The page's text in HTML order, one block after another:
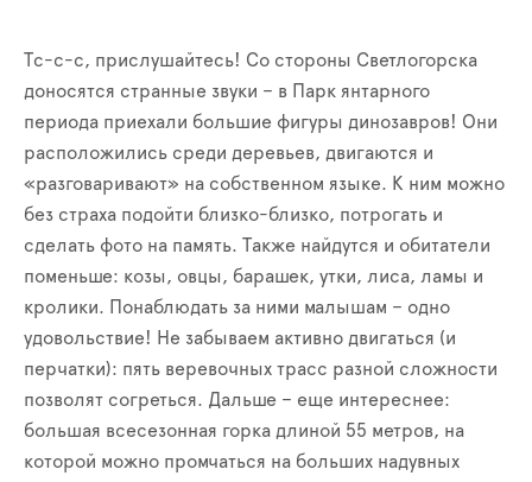
Тс-с-с, прислушайтесь! Со стороны Светлогорска
доносятся странные звуки – в Парк янтарного
периода приехали большие фигуры динозавров! Они
расположились среди деревьев, двигаются и
«разговаривают» на собственном языке. К ним можно
без страха подойти близко-близко, потрогать и
сделать фото на память. Также найдутся и обитатели
поменьше: козы, овцы, барашек, утки, лиса, ламы и
кролики. Понаблюдать за ними малышам – одно
удовольствие! Не забываем активно двигаться (и
перчатки): пять веревочных трасс разной сложности
позволят согреться. Дальше – еще интереснее:
большая всесезонная горка длиной 55 метров, на
которой можно промчаться на больших надувных